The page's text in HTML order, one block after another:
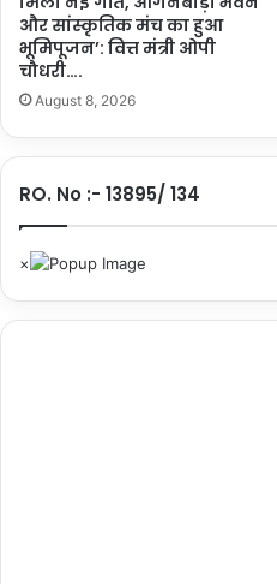
और सांस्कृतिक मंच का हुआ
भूमिपूजन’: वित्त मंत्री ओपी
चौधरी….
August 8, 2026
RO. No :- 13895/ 134